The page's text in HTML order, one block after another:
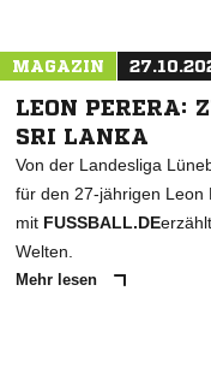
MAGAZIN
LEON PERERA:
SRI LANKA
Von der Landesliga
für den 27-jährigen Leon
mit FUSSBALL.DE
Welten.
Mehr lesen